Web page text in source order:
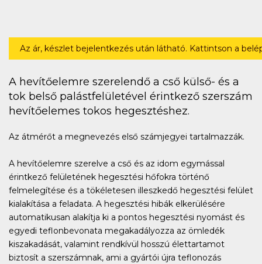
Az ár, készlet bejelentkezés után látható. Kattintson a
A hevítőelemre szerelendő a cső külső- és a
tok belső palástfelületével érintkező szerszám
hevítőelemes tokos hegesztéshez.
Az átmérőt a megnevezés első számjegyei tartalmazzák.
A hevítőelemre szerelve a cső és az idom egymással
érintkező felületének hegesztési hőfokra történő
felmelegítése és a tökéletesen illeszkedő hegesztési felület
kialakítása a feladata. A hegesztési hibák elkerülésére
automatikusan alakítja ki a pontos hegesztési nyomást és
egyedi teflonbevonata megakadályozza az ömledék
kiszakadását, valamint rendkívül hosszú élettartamot
biztosít a szerszámnak, ami a gyártói újra teflonozás